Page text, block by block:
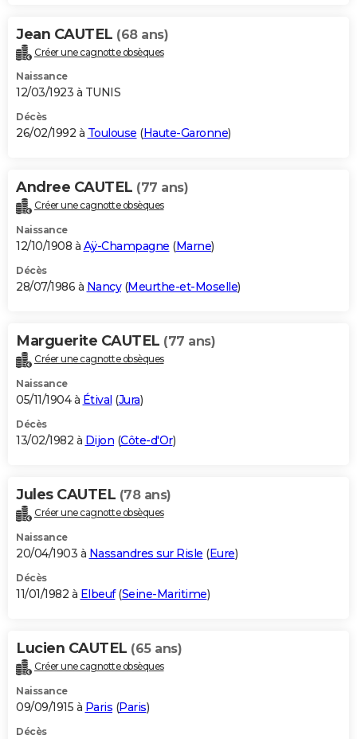
Jean CAUTEL (68 ans)
Créer une cagnotte obsèques
Naissance
12/03/1923 à TUNIS
Décès
26/02/1992 à Toulouse (Haute-Garonne)
Andree CAUTEL (77 ans)
Créer une cagnotte obsèques
Naissance
12/10/1908 à Aÿ-Champagne (Marne)
Décès
28/07/1986 à Nancy(Meurthe-et-Moselle)
Marguerite CAUTEL (77 ans)
Créer une cagnotte obsèques
Naissance
05/11/1904 à Étival (Jura)
Décès
13/02/1982 à Dijon (Côte-d'Or)
Jules CAUTEL (78 ans)
Créer une cagnotte obsèques
Naissance
20/04/1903 à Nassandres sur Risle (Eure)
Décès
11/01/1982 à Elbeuf(Seine-Maritime)
Lucien CAUTEL (65 ans)
Créer une cagnotte obsèques
Naissance
09/09/1915 à Paris (Paris)
Décès